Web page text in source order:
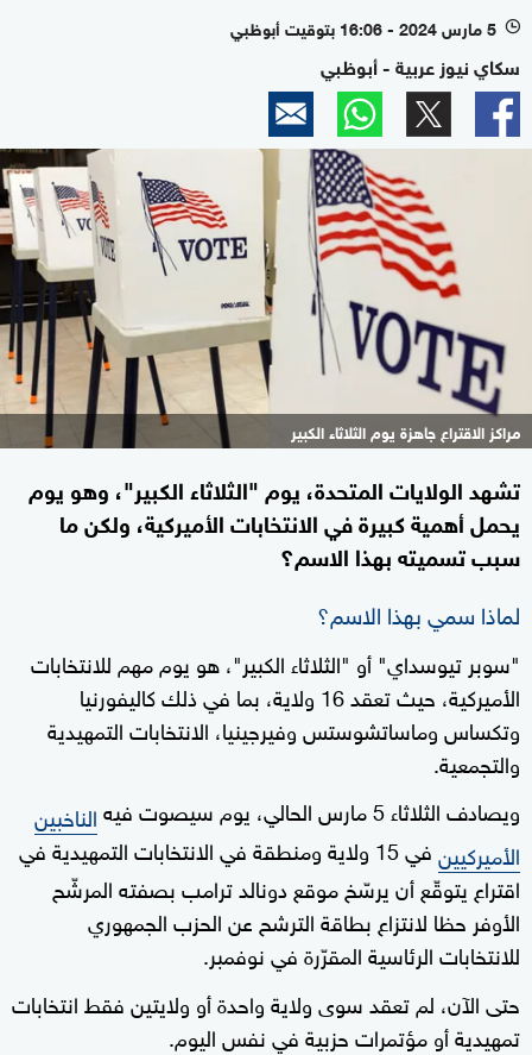
l 5 مارس 2024 - 16:06 بتوقيت أبوظبي
سكاي نيوز عربية - أبوظبي
مراكز الاقتراع جاهزة يوم الثلاثاء الكبير
تشهد الولايات المتحدة، يوم "الثلاثاء الكبير"، وهو يوم
يحمل أهمية كبيرة في الانتخابات الأميركية، ولكن ما
سبب تسميته بهذا الاسم؟
لماذا سمي بهذا الاسم؟
"سوبر تيوسداي" أو "الثلاثاء الكبير"، هو يوم مهم للانتخابات
الأميركية، حيث تعقد 16 ولاية، بما في ذلك كاليفورنيا
وتكساس وماساتشوستس وفيرجينيا، الانتخابات التمهيدية
والتجمعية.
ويصادف الثلاثاء 5 مارس الحالي، يوم سيصوت فيه
الناخبين
الأميركيين
في 15 ولاية ومنطقة في الانتخابات التمهيدية في
اقتراع يتوقّع أن يرسّخ موقع دونالد ترامب بصفته المرشّح
الأوفر حظا لانتزاع بطاقة الترشح عن الحزب الجمهوري
للانتخابات الرئاسية المقرّرة في نوفمبر.
حتى الآن، لم تعقد سوى ولاية واحدة أو ولايتين فقط انتخابات
تمهيدية أو مؤتمرات حزبية في نفس اليوم.